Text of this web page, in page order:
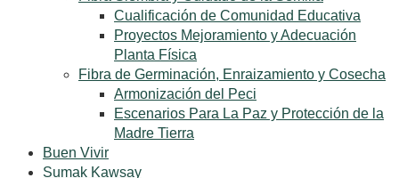
Cualificación de Comunidad Educativa
Proyectos Mejoramiento y Adecuación
Planta Física
Fibra de Germinación, Enraizamiento y Cosecha
Armonización del Peci
Escenarios Para La Paz y Protección de la
Madre Tierra
Buen Vivir
Sumak Kawsay